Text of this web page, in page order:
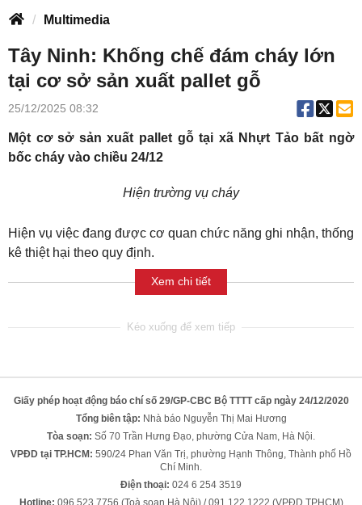
Multimedia
Tây Ninh: Khống chế đám cháy lớn
tại cơ sở sản xuất pallet gỗ
25/12/2025 08:32
Một cơ sở sản xuất pallet gỗ tại xã Nhựt Tảo bất ngờ
bốc cháy vào chiều 24/12
Hiện trường vụ cháy
Hiện vụ việc đang được cơ quan chức năng ghi nhận, thống
kê thiệt hại theo quy định.
Xem chi tiết
Giấy phép hoạt động báo chí số 29/GP-CBC Bộ TTTT cấp ngày 24/12/2020
Tổng biên tập: Nhà báo Nguyễn Thị Mai Hương
Tòa soạn: Số 70 Trần Hưng Đạo, phường Cửa Nam, Hà Nội.
VPĐD tại TP.HCM: 590/24 Phan Văn Trị, phường Hạnh Thông, Thành phố Hồ
Chí Minh.
Điện thoại: 024 6 254 3519
Hotline: 096 523 7756 (Toà soạn Hà Nội) / 091 122 1222 (VPĐD TPHCM)